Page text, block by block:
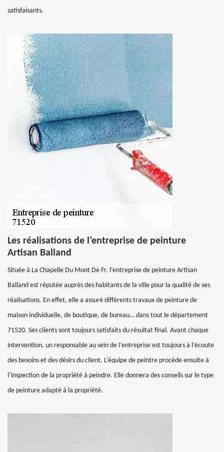
satisfaisants.
Les réalisations de l’entreprise de peinture
Artisan Balland
Située à La Chapelle Du Mont De Fr, l’entreprise de peinture Artisan
Balland est réputée auprès des habitants de la ville pour la qualité de ses
réalisations. En effet, elle a assuré différents travaux de peinture de
maison individuelle, de boutique, de bureau… dans tout le département
71520. Ses clients sont toujours satisfaits du résultat final. Avant chaque
intervention, un responsable au sein de l’entreprise est toujours à l’écoute
des besoins et des désirs du client. L’équipe de peintre procède ensuite à
l’inspection de la propriété à peindre. Elle donnera des conseils sur le type
de peinture adapté à la propriété.